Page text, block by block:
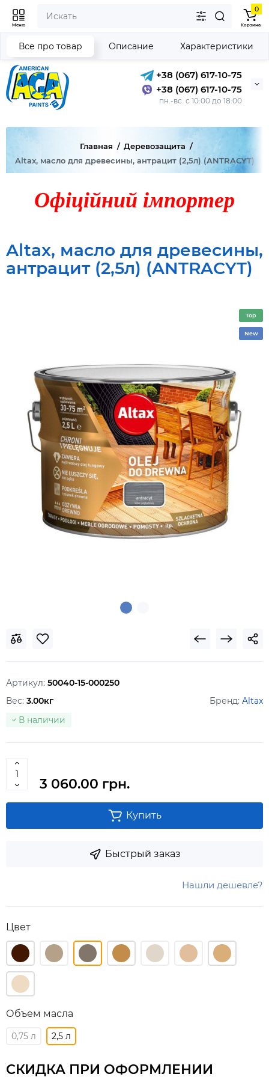
+38 (067) 617-10-75
+38 (067) 617-10-75
пн.-вс. с 10:00 до 18:00
Меню
0
Корзина
Главная
Деревозащита
Altax, масло для древесины, антрацит (2,5л) (ANTRACYT)
Офіційний імпортер
Altax, масло для древесины,
антрацит (2,5л) (ANTRACYT)
Все про товар Описание Характеристики
Top
New
Артикул: 50040-15-000250
Бренд: Altax
В наличии
Вес: 3.00кг
3 060.00 грн.
Купить
Быстрый заказ
Нашли дешевле?
Цвет
Объем масла
0,75 л 2,5 л
СКИДКА ПРИ ОФОРМЛЕНИИ